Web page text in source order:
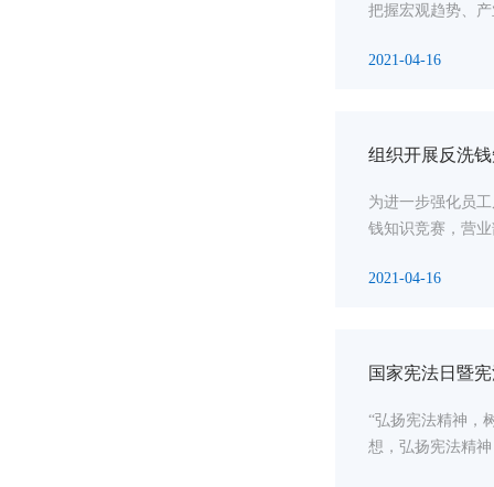
把握宏观趋势、
2021-04-16
组织开展反洗
为进一步强化员
钱知识竞赛，营
2021-04-16
国家宪法日暨
“弘扬宪法精神，
想，弘扬宪法精